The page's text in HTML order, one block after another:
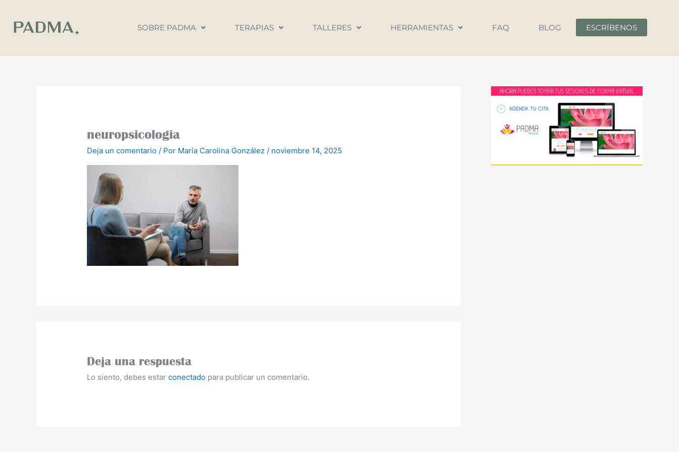
contenido
SOBRE PADMA TERAPIAS TALLERES HERRAMIENTAS FAQ BLOG ESCRÍBENOS
neuropsicologia
Deja un comentario / Por María Carolina González / noviembre 14, 2025
Deja una respuesta
Lo siento, debes estarconectado para publicar un comentario.